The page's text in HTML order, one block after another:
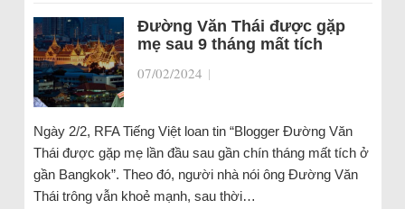
Đường Văn Thái được gặp
mẹ sau 9 tháng mất tích
07/02/2024 |
Ngày 2/2, RFA Tiếng Việt loan tin “Blogger Đường Văn
Thái được gặp mẹ lần đầu sau gần chín tháng mất tích ở
gần Bangkok”. Theo đó, người nhà nói ông Đường Văn
Thái trông vẫn khoẻ mạnh, sau thời…